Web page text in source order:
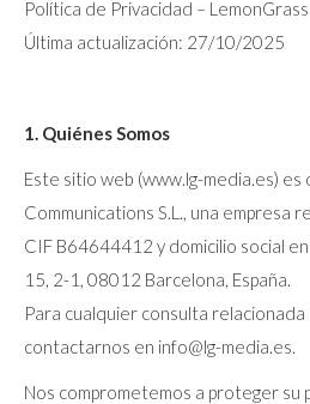
Política de Privacidad –
Última actualización: 27/10/2025
1. Quiénes Somos
Este sitio web (www.lg-media.es)
Communications S.L., una empresa
CIF B64644412 y domicilio social
15, 2-1, 08012 Barcelona, España.
Para cualquier consulta relacionada
contactarnos en info@lg-media.es.
Nos comprometemos a proteger su